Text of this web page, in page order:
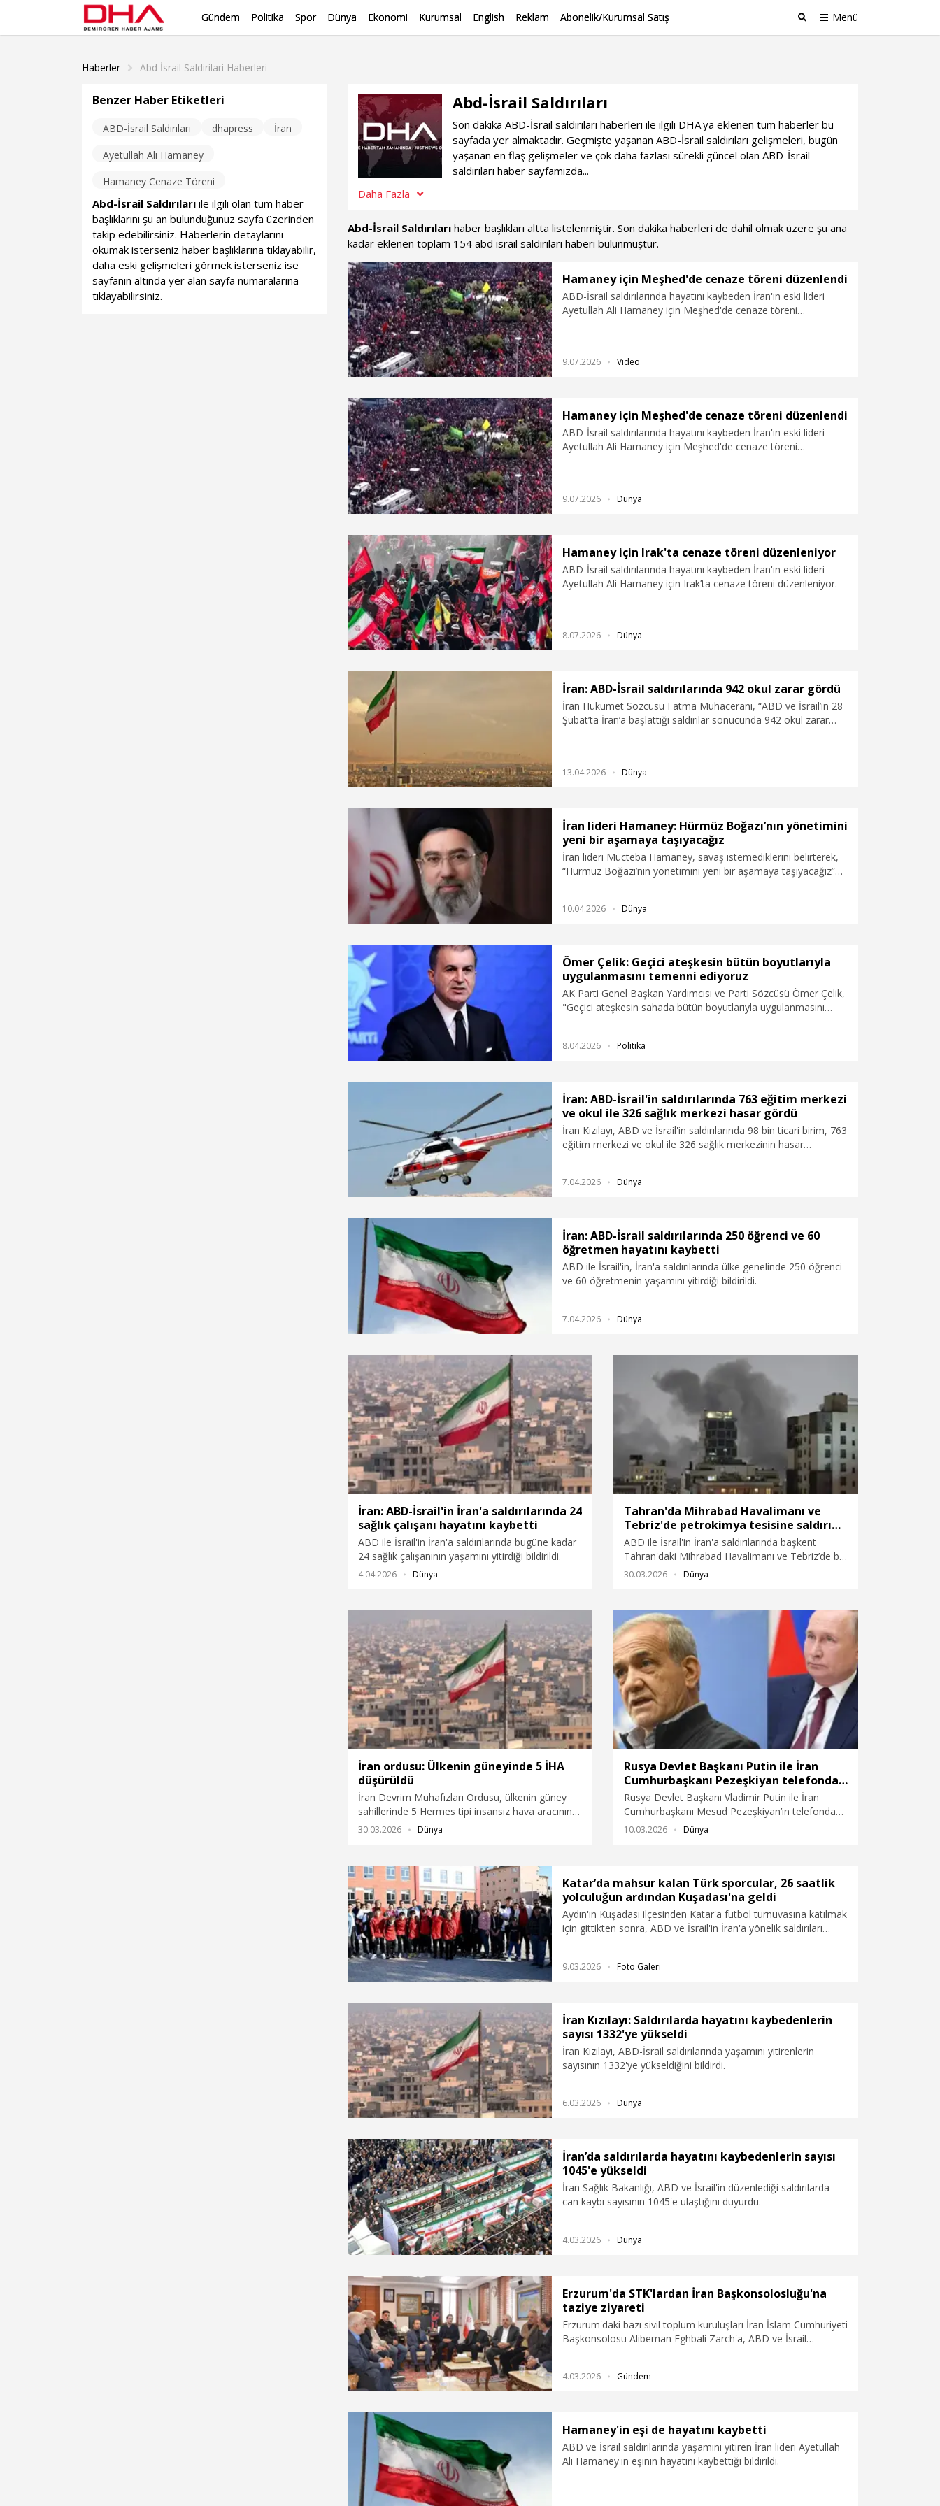
Gündem Politika Spor Dünya Ekonomi Kurumsal English Reklam Abonelik/Kurumsal Satış Menü
Haberler
Abd İsrail Saldirilari Haberleri
Abd-İsrail Saldırıları
Son dakika ABD-İsrail saldırıları haberleri ile ilgili DHA'ya eklenen tüm haberler bu
sayfada yer almaktadır. Geçmişte yaşanan ABD-İsrail saldırıları gelişmeleri, bugün
yaşanan en flaş gelişmeler ve çok daha fazlası sürekli güncel olan ABD-İsrail
saldırıları haber sayfamızda...
Daha Fazla
Abd-İsrail Saldırıları haber başlıkları altta listelenmiştir. Son dakika haberleri de dahil olmak üzere şu ana
kadar eklenen toplam 154 abd israil saldirilari haberi bulunmuştur.
Hamaney için Meşhed'de cenaze töreni düzenlendi
ABD-İsrail saldırılarında hayatını kaybeden İran'ın eski lideri
Ayetullah Ali Hamaney için Meşhed'de cenaze töreni
9.07.2026 Video
Hamaney için Meşhed'de cenaze töreni düzenlendi
ABD-İsrail saldırılarında hayatını kaybeden İran'ın eski lideri
Ayetullah Ali Hamaney için Meşhed'de cenaze töreni
9.07.2026 Dünya
Hamaney için Irak'ta cenaze töreni düzenleniyor
ABD-İsrail saldırılarında hayatını kaybeden İran'ın eski lideri
Ayetullah Ali Hamaney için Irak’ta cenaze töreni düzenleniyor.
8.07.2026 Dünya
İran: ABD-İsrail saldırılarında 942 okul zarar gördü
İran Hükümet Sözcüsü Fatma Muhacerani, “ABD ve İsrail’in 28
Şubat’ta İran’a başlattığı saldırılar sonucunda 942 okul zarar
13.04.2026 Dünya
İran lideri Hamaney: Hürmüz Boğazı’nın yönetimini
yeni bir aşamaya taşıyacağız
İran lideri Mücteba Hamaney, savaş istemediklerini belirterek,
“Hürmüz Boğazı’nın yönetimini yeni bir aşamaya taşıyacağız”
10.04.2026 Dünya
Ömer Çelik: Geçici ateşkesin bütün boyutlarıyla
uygulanmasını temenni ediyoruz
AK Parti Genel Başkan Yardımcısı ve Parti Sözcüsü Ömer Çelik,
"Geçici ateşkesin sahada bütün boyutlarıyla uygulanmasını
toplum teyakkuzda olmalıdır" dedi.
8.04.2026 Politika
İran: ABD-İsrail'in saldırılarında 763 eğitim merkezi
ve okul ile 326 sağlık merkezi hasar gördü
İran Kızılayı, ABD ve İsrail'in saldırılarında 98 bin ticari birim, 763
eğitim merkezi ve okul ile 326 sağlık merkezinin hasar
7.04.2026 Dünya
İran: ABD-İsrail saldırılarında 250 öğrenci ve 60
öğretmen hayatını kaybetti
ABD ile İsrail'in, İran'a saldırılarında ülke genelinde 250 öğrenci
ve 60 öğretmenin yaşamını yitirdiği bildirildi.
7.04.2026 Dünya
İran: ABD-İsrail'in İran'a saldırılarında 24
sağlık çalışanı hayatını kaybetti
ABD ile İsrail'in İran'a saldırılarında bugüne kadar
24 sağlık çalışanının yaşamını yitirdiği bildirildi.
4.04.2026 Dünya
Tahran'da Mihrabad Havalimanı ve
Tebriz'de petrokimya tesisine saldırı
düzenlendi
ABD ile İsrail'in İran'a saldırılarında başkent
Tahran'daki Mihrabad Havalimanı ve Tebriz’de bir
petrokimya tesisinin hedef alındığı bildirildi.
30.03.2026 Dünya
İran ordusu: Ülkenin güneyinde 5 İHA
düşürüldü
İran Devrim Muhafızları Ordusu, ülkenin güney
sahillerinde 5 Hermes tipi insansız hava aracının
düşürüldüğünü bildirdi.
30.03.2026 Dünya
Rusya Devlet Başkanı Putin ile İran
Cumhurbaşkanı Pezeşkiyan telefonda
görüştü
Rusya Devlet Başkanı Vladimir Putin ile İran
Cumhurbaşkanı Mesud Pezeşkiyan’ın telefonda
görüştüğü bildirildi.
10.03.2026 Dünya
Katar’da mahsur kalan Türk sporcular, 26 saatlik
yolculuğun ardından Kuşadası'na geldi
Aydın'ın Kuşadası ilçesinden Katar'a futbol turnuvasına katılmak
için gittikten sonra, ABD ve İsrail'in İran'a yönelik saldırıları
tesislerine gelen kafile, aileleri ve yakın akrabaları tarafından
9.03.2026 Foto Galeri
İran Kızılayı: Saldırılarda hayatını kaybedenlerin
sayısı 1332'ye yükseldi
İran Kızılayı, ABD-İsrail saldırılarında yaşamını yitirenlerin
sayısının 1332'ye yükseldiğini bildirdi.
6.03.2026 Dünya
İran’da saldırılarda hayatını kaybedenlerin sayısı
1045'e yükseldi
İran Sağlık Bakanlığı, ABD ve İsrail'in düzenlediği saldırılarda
can kaybı sayısının 1045'e ulaştığını duyurdu.
4.03.2026 Dünya
Erzurum'da STK'lardan İran Başkonsolosluğu'na
taziye ziyareti
Erzurum'daki bazı sivil toplum kuruluşları İran İslam Cumhuriyeti
Başkonsolosu Alibeman Eghbali Zarch'a, ABD ve İsrail
4.03.2026 Gündem
Hamaney'in eşi de hayatını kaybetti
ABD ve İsrail saldırılarında yaşamını yitiren İran lideri Ayetullah
Ali Hamaney'in eşinin hayatını kaybettiği bildirildi.
Benzer Haber Etiketleri
ABD-İsrail Saldırıları dhapress
İran
Ayetullah Ali Hamaney
Hamaney Cenaze Töreni
Abd-İsrail Saldırıları ile ilgili olan tüm haber
başlıklarını şu an bulunduğunuz sayfa üzerinden
takip edebilirsiniz. Haberlerin detaylarını
okumak isterseniz haber başlıklarına tıklayabilir,
daha eski gelişmeleri görmek isterseniz ise
sayfanın altında yer alan sayfa numaralarına
tıklayabilirsiniz.